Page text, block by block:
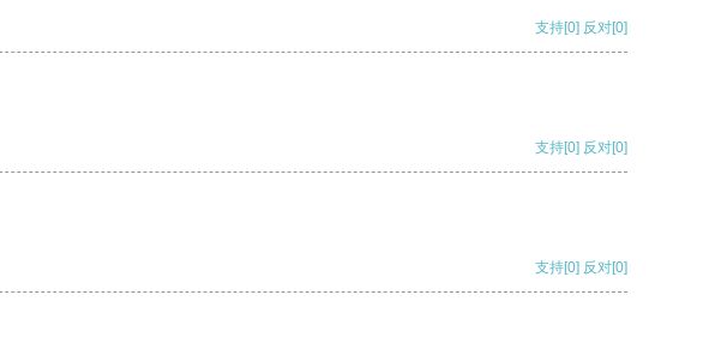
支持[0] 反对[0]
支持[0] 反对[0]
支持[0] 反对[0]